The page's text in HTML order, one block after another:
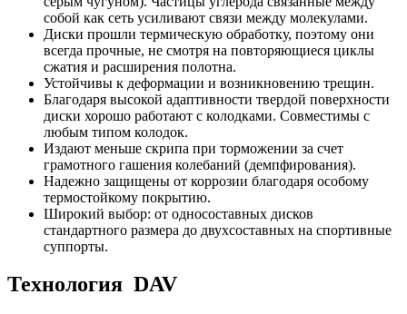
собой как сеть усиливают связи между молекулами.
Диски прошли термическую обработку, поэтому они
всегда прочные, не смотря на повторяющиеся циклы
сжатия и расширения полотна.
Устойчивы к деформации и возникновению трещин.
Благодаря высокой адаптивности твердой поверхности
диски хорошо работают с колодками. Совместимы с
любым типом колодок.
Издают меньше скрипа при торможении за счет
грамотного гашения колебаний (демпфирования).
Надежно защищены от коррозии благодаря особому
термостойкому покрытию.
Широкий выбор: от односоставных дисков
стандартного размера до двухсоставных на спортивные
суппорты.
Технология DAV